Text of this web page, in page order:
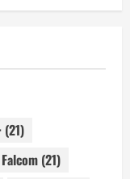
(21)
Falcom (21)